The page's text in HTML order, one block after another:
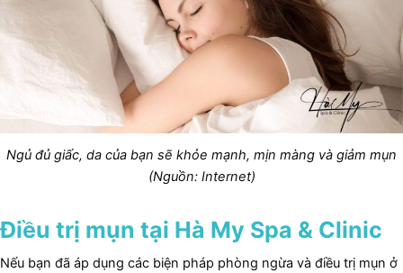
Ngủ đủ giấc, da của bạn sẽ khỏe mạnh, mịn màng và giảm mụn
(Nguồn: Internet)
Điều trị mụn tại Hà My Spa & Clinic
Nếu bạn đã áp dụng các biện pháp phòng ngừa và điều trị mụn ở